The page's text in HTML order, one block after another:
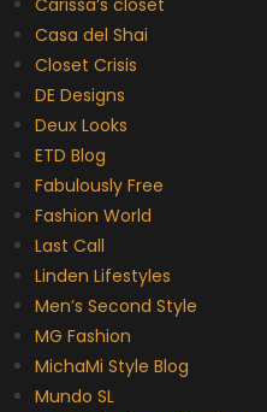
Casa del Shai
Closet Crisis
DE Designs
Deux Looks
ETD Blog
Fabulously Free
Fashion World
Last Call
Linden Lifestyles
Men’s Second Style
MG Fashion
MichaMi Style Blog
Mundo SL